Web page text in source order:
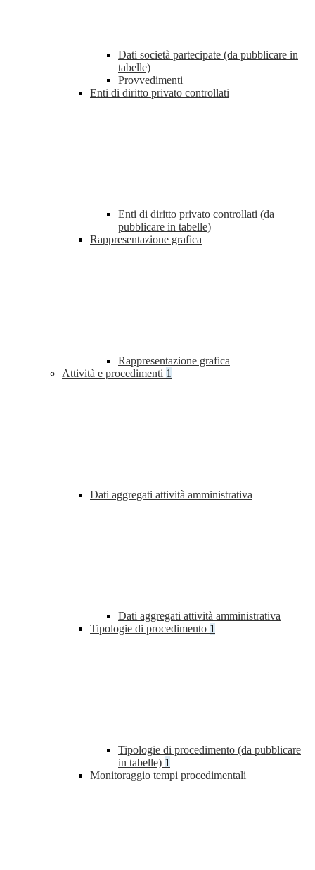
Dati società partecipate (da pubblicare in
tabelle)
Provvedimenti
Enti di diritto privato controllati
Enti di diritto privato controllati (da
pubblicare in tabelle)
Rappresentazione grafica
Rappresentazione grafica
Attività e procedimenti 1
Dati aggregati attività amministrativa
Dati aggregati attività amministrativa
Tipologie di procedimento 1
Tipologie di procedimento (da pubblicare
in tabelle) 1
Monitoraggio tempi procedimentali